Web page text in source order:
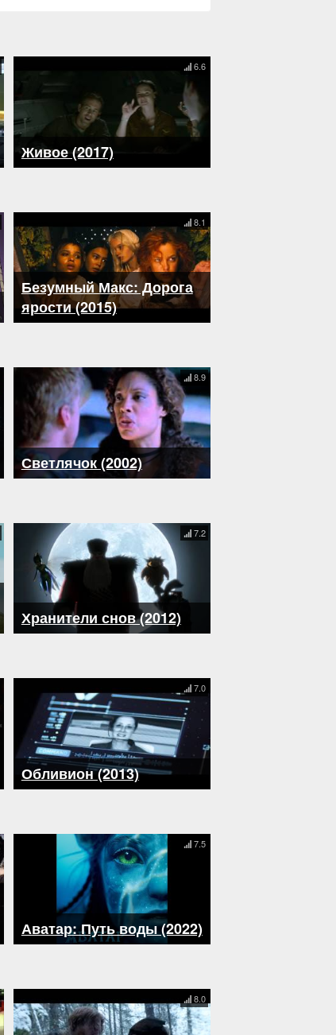
Живое (2017)
6.6
Безумный Макс: Дорога
ярости (2015)
8.1
Светлячок (2002)
8.9
Хранители снов (2012)
7.2
Обливион (2013)
7.0
Аватар: Путь воды (2022)
7.5
8.0